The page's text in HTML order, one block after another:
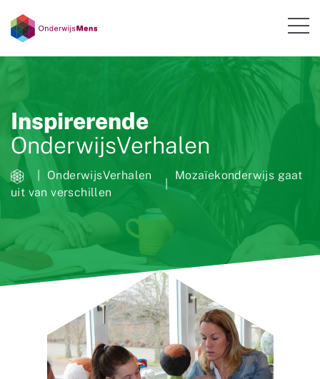
Inspirerende
OnderwijsVerhalen
OnderwijsVerhalen
Mozaïekonderwijs gaat
uit van verschillen